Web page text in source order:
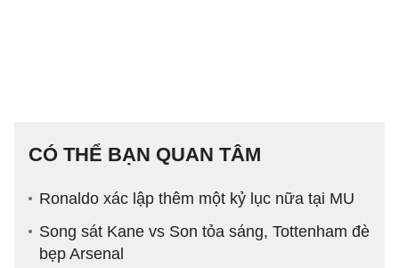
CÓ THỂ BẠN QUAN TÂM
Ronaldo xác lập thêm một kỷ lục nữa tại MU
Song sát Kane vs Son tỏa sáng, Tottenham đè
bẹp Arsenal